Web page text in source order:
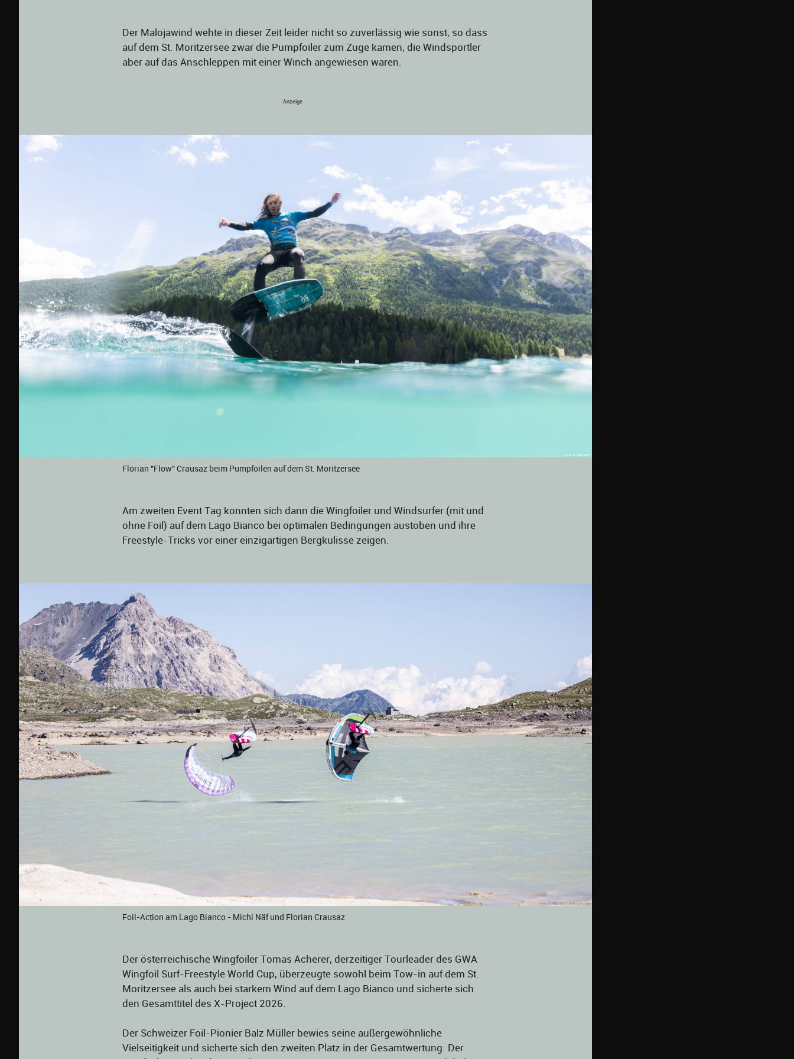
Der Malojawind wehte in dieser Zeit leider nicht so zuverlässig wie sonst, so dass
auf dem St. Moritzersee zwar die Pumpfoiler zum Zuge kamen, die Windsportler
aber auf das Anschleppen mit einer Winch angewiesen waren.
Florian "Flow" Crausaz beim Pumpfoilen auf dem St. Moritzersee
Am zweiten Event Tag konnten sich dann die Wingfoiler und Windsurfer (mit und
ohne Foil) auf dem Lago Bianco bei optimalen Bedingungen austoben und ihre
Freestyle-Tricks vor einer einzigartigen Bergkulisse zeigen.
Foil-Action am Lago Bianco - Michi Näf und Florian Crausaz
Der österreichische Wingfoiler Tomas Acherer, derzeitiger Tourleader des GWA
Wingfoil Surf-Freestyle World Cup, überzeugte sowohl beim Tow-in auf dem St.
Moritzersee als auch bei starkem Wind auf dem Lago Bianco und sicherte sich
den Gesamttitel des X-Project 2026.
Der Schweizer Foil-Pionier Balz Müller bewies seine außergewöhnliche
Vielseitigkeit und sicherte sich den zweiten Platz in der Gesamtwertung. Der